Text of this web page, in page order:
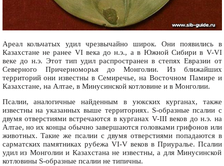
Ареал кольчатых удил чрезвычайно широк. Они появились в
Казахстане не ранее VI века до н.э., а в Южной Сибири в V-VI
веке до н.э. Этот тип удил распространен в степях Евразии от
Северного Причерноморья до Монголии. Из ближайших
территорий они известны в Семиречье, на Восточном Памире и
Казахстане, на Алтае, в Минусинской котловине и в Монголии.
Псалии, аналогичные найденным в уюкских курганах, также
известны на указанных выше территориях. S-образные псалии с
двумя отверстиями встречаются в курганах V-III веков до н.э. на
Алтае, но их концы обычно завершаются головками грифонов или
животных. Такие же псалии с двумя отверстиями попадаются в
сарматских памятниках рубежа VI-V веков в Приуралье. Псалии
удил из Монголии и Казахстана не известны, а для Минусинской
котловины S-образные псалии не типичны.